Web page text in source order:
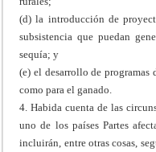
(d) la introducción de
subsistencia que puedan
sequía; y
(e) el desarrollo de
como para el ganado.
4. Habida cuenta de las
uno de los países Partes
incluirán, entre otras cosas,